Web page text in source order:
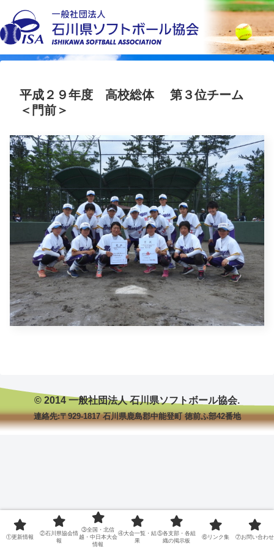
平成２９年度 高校総体 第３位チーム
＜門前＞
© 2014 一般社団法人 石川県ソフトボール協会.
連絡先:〒929-1817 石川県鹿島郡中能登町 徳前ふ部42番地
①更新情報
②石川県協会情
報
③全国・北信
越・中日本大会
情報
④大会一覧・結
果
⑤各支部・各組
織の掲示板
⑥リンク集 ⑦お問い合わせ